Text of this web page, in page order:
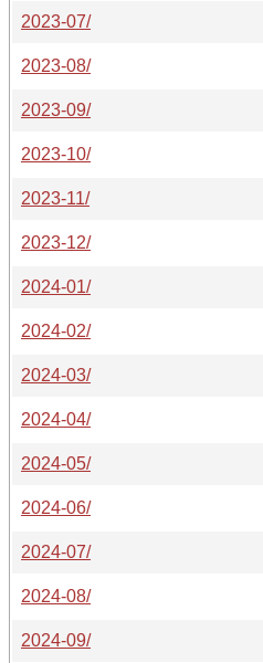
2023-07/
2023-08/
2023-09/
2023-10/
2023-11/
2023-12/
2024-01/
2024-02/
2024-03/
2024-04/
2024-05/
2024-06/
2024-07/
2024-08/
2024-09/